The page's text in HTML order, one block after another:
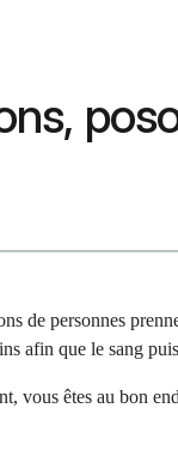
de personnes
afin que le sang
êtes au bon